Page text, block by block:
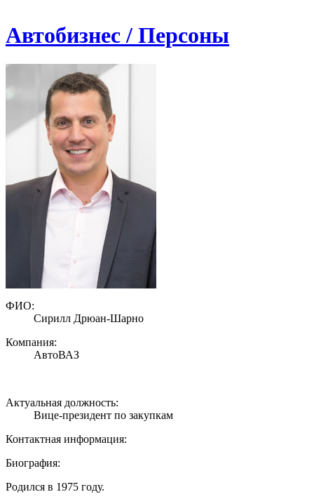
Автобизнес / Персоны
ФИО:
Сирилл Дрюан-Шарно
Компания:
АвтоВАЗ
Актуальная должность:
Вице-президент по закупкам
Контактная информация:
Биография:
Родился в 1975 году.